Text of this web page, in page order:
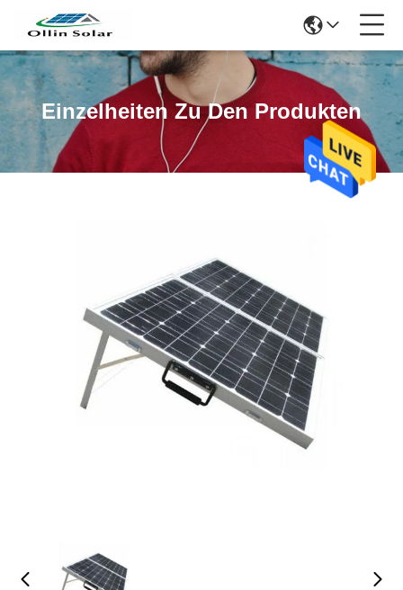
Einzelheiten Zu Den Produkten